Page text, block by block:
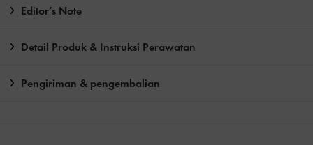
Editor’s Note
Detail Produk & Instruksi Perawatan
Pengiriman & pengembalian